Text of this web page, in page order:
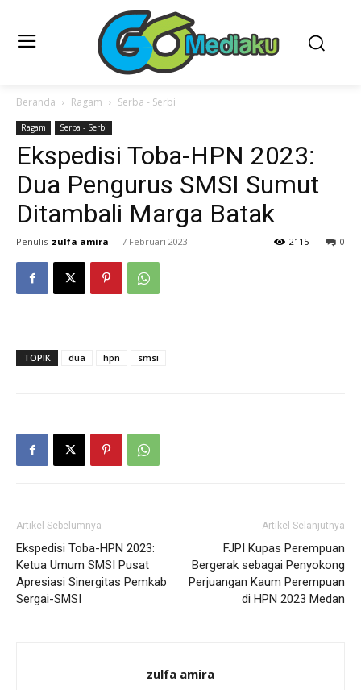
Beranda Ragam Serba - Serbi
Ragam Serba - Serbi
Ekspedisi Toba-HPN 2023:
Dua Pengurus SMSI Sumut
Ditambali Marga Batak
Penulis zulfa amira - 7 Februari 2023 0
2115
TOPIK dua hpn smsi
Artikel Sebelumnya
Ekspedisi Toba-HPN 2023:
Ketua Umum SMSI Pusat
Apresiasi Sinergitas Pemkab
Sergai-SMSI
Artikel Selanjutnya
FJPI Kupas Perempuan
Bergerak sebagai Penyokong
Perjuangan Kaum Perempuan
di HPN 2023 Medan
zulfa amira